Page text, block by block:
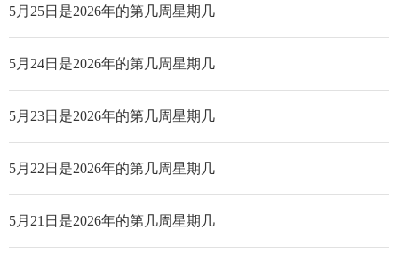
5月25日是2026年的第几周星期几
5月24日是2026年的第几周星期几
5月23日是2026年的第几周星期几
5月22日是2026年的第几周星期几
5月21日是2026年的第几周星期几